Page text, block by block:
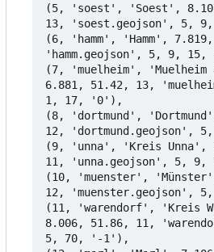
(5, 'soest', 'Soest',
13, 'soest.geojson', 5,
(6, 'hamm', 'Hamm',
'hamm.geojson', 5, 9,
(7, 'muelheim',
6.881, 51.42, 13,
1, 17, '0'),
(8, 'dortmund',
12, 'dortmund.geojson',
(9, 'unna', 'Kreis Unna',
11, 'unna.geojson', 5,
(10, 'muenster',
12, 'muenster.geojson',
(11, 'warendorf', 'Kreis
8.006, 51.86, 11,
5, 70, '-1'),